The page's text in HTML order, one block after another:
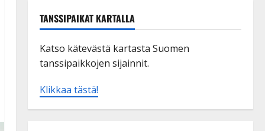
TANSSIPAIKAT KARTALLA
Katso kätevästä kartasta Suomen
tanssipaikkojen sijainnit.
Klikkaa tästä!